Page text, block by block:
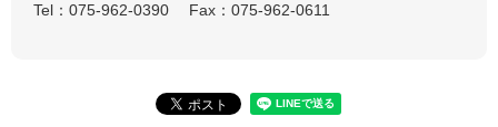
Tel：075-962-0390
Fax：075-962-0611